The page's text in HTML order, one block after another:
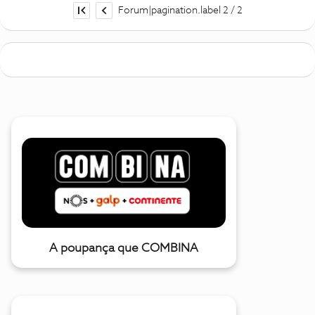
Forum|pagination.label 2 / 2
A poupança que COMBINA